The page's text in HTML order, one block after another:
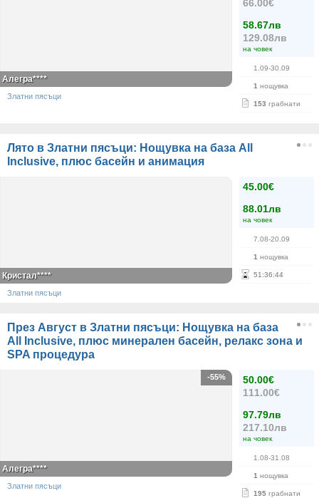
66.00€
58.67лв
129.08лв
на човек
1.09-30.09
1 нощувка
153 грабнати
Алегра****
Златни пясъци
Лято в Златни пясъци: Нощувка на база All
Inclusive, плюс басейн и анимация
45.00€
88.01лв
на човек
7.08-20.09
1 нощувка
51 :36:44
Кристал****
Златни пясъци
През Август в Златни пясъци: Нощувка на база
All Inclusive, плюс минерален басейн, релакс зона и
SPA процедура
50.00€
111.00€
97.79лв
217.10лв
на човек
1.08-31.08
1 нощувка
195 грабнати
-55%
Алегра****
Златни пясъци